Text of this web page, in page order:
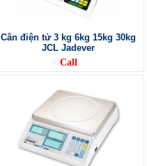
Cân điện tử 3 kg 6kg 15kg 30kg
JCL Jadever
Call